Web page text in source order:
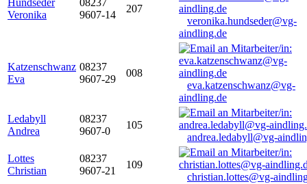
Hundseder
Veronika
08237
9607-14
207
veronika.hundseder@vg-
aindling.de
Katzenschwanz
Eva
08237
9607-29
008
eva.katzenschwanz@vg-
aindling.de
Ledabyll
Andrea
08237
9607-0
105
andrea.ledabyll@vg-
Lottes
Christian
08237
9607-21
109
christian.lottes@vg-